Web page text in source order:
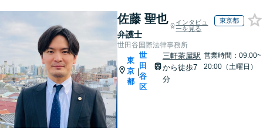
佐藤 聖也
弁護士
インタビュ
ーを見る
東京都
世田谷国際法律事務所
東
京
都
|
世
田
谷
区
三軒茶屋駅
から徒歩7
分
営業時間：09:00~
20:00（土曜日）